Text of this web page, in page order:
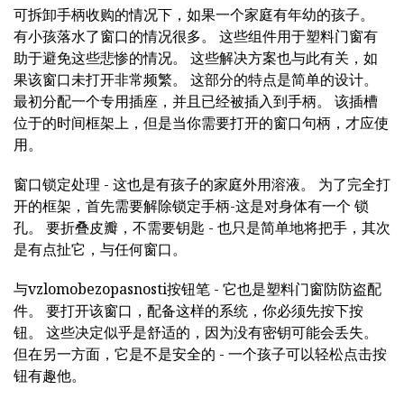
可拆卸手柄收购的情况下，如果一个家庭有年幼的孩子。
有小孩落水了窗口的情况很多。 这些组件用于塑料门窗有
助于避免这些悲惨的情况。 这些解决方案也与此有关，如
果该窗口未打开非常频繁。 这部分的特点是简单的设计。
最初分配一个专用插座，并且已经被插入到手柄。 该插槽
位于的时间框架上，但是当你需要打开的窗口句柄，才应使
用。
窗口锁定处理 - 这也是有孩子的家庭外用溶液。 为了完全打
开的框架，首先需要解除锁定手柄-这是对身体有一个 锁
孔。 要折叠皮瓣，不需要钥匙 - 也只是简单地将把手，其次
是有点扯它，与任何窗口。
与vzlomobezopasnosti按钮笔 - 它也是塑料门窗防防盗配
件。 要打开该窗口，配备这样的系统，你必须先按下按
钮。 这些决定似乎是舒适的，因为没有密钥可能会丢失。
但在另一方面，它是不是安全的 - 一个孩子可以轻松点击按
钮有趣他。